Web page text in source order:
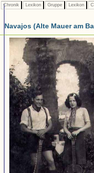
Chronik Lexikon Gruppe Lexikon
Navajos (Alte Mauer am